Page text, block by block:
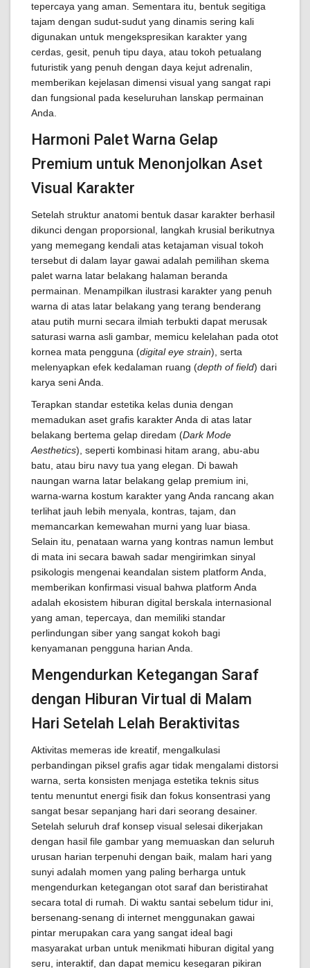
tepercaya yang aman. Sementara itu, bentuk segitiga
tajam dengan sudut-sudut yang dinamis sering kali
digunakan untuk mengekspresikan karakter yang
cerdas, gesit, penuh tipu daya, atau tokoh petualang
futuristik yang penuh dengan daya kejut adrenalin,
memberikan kejelasan dimensi visual yang sangat rapi
dan fungsional pada keseluruhan lanskap permainan
Anda.
Harmoni Palet Warna Gelap
Premium untuk Menonjolkan Aset
Visual Karakter
Setelah struktur anatomi bentuk dasar karakter berhasil
dikunci dengan proporsional, langkah krusial berikutnya
yang memegang kendali atas ketajaman visual tokoh
tersebut di dalam layar gawai adalah pemilihan skema
palet warna latar belakang halaman beranda
permainan. Menampilkan ilustrasi karakter yang penuh
warna di atas latar belakang yang terang benderang
atau putih murni secara ilmiah terbukti dapat merusak
saturasi warna asli gambar, memicu kelelahan pada otot
kornea mata pengguna (digital eye strain), serta
melenyapkan efek kedalaman ruang (depth of field) dari
karya seni Anda.
Terapkan standar estetika kelas dunia dengan
memadukan aset grafis karakter Anda di atas latar
belakang bertema gelap diredam (Dark Mode
Aesthetics), seperti kombinasi hitam arang, abu-abu
batu, atau biru navy tua yang elegan. Di bawah
naungan warna latar belakang gelap premium ini,
warna-warna kostum karakter yang Anda rancang akan
terlihat jauh lebih menyala, kontras, tajam, dan
memancarkan kemewahan murni yang luar biasa.
Selain itu, penataan warna yang kontras namun lembut
di mata ini secara bawah sadar mengirimkan sinyal
psikologis mengenai keandalan sistem platform Anda,
memberikan konfirmasi visual bahwa platform Anda
adalah ekosistem hiburan digital berskala internasional
yang aman, tepercaya, dan memiliki standar
perlindungan siber yang sangat kokoh bagi
kenyamanan pengguna harian Anda.
Mengendurkan Ketegangan Saraf
dengan Hiburan Virtual di Malam
Hari Setelah Lelah Beraktivitas
Aktivitas memeras ide kreatif, mengalkulasi
perbandingan piksel grafis agar tidak mengalami distorsi
warna, serta konsisten menjaga estetika teknis situs
tentu menuntut energi fisik dan fokus konsentrasi yang
sangat besar sepanjang hari dari seorang desainer.
Setelah seluruh draf konsep visual selesai dikerjakan
dengan hasil file gambar yang memuaskan dan seluruh
urusan harian terpenuhi dengan baik, malam hari yang
sunyi adalah momen yang paling berharga untuk
mengendurkan ketegangan otot saraf dan beristirahat
secara total di rumah. Di waktu santai sebelum tidur ini,
bersenang-senang di internet menggunakan gawai
pintar merupakan cara yang sangat ideal bagi
masyarakat urban untuk menikmati hiburan digital yang
seru, interaktif, dan dapat memicu kesegaran pikiran